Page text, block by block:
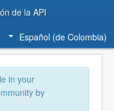
de la API
Español (de Colombia)
in your
by